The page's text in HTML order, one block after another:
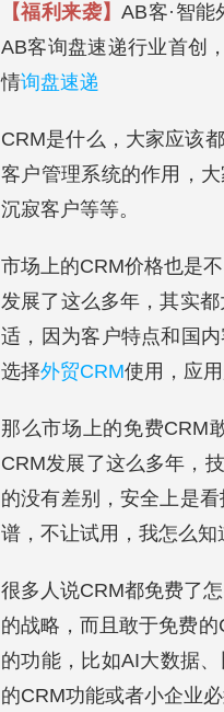
【福利来袭】AB客·智
AB客询盘速递行业首创
情询盘速递
CRM是什么，大家应该
客户管理系统的作用，
沉寂客户等等。
市场上的CRM价格也是
发展了这么多年，其实
适，因为客户特点和国
选择外贸CRM使用，应
那么市场上的免费CRM
CRM发展了这么多年，
的没有差别，安全上是
谱，不让试用，我怎么知
很多人说CRM都免费了
的战略，而且敢于免费
的功能，比如AI大数据
的CRM功能或者小企业